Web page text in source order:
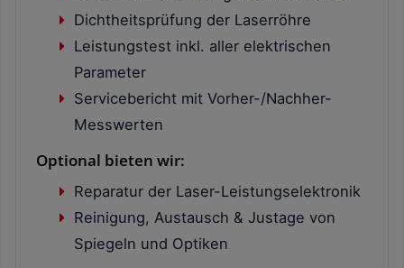
Dichtheitsprüfung der Laserröhre
Leistungstest inkl. aller elektrischen
Parameter
Servicebericht mit Vorher-/Nachher-
Messwerten
Optional bieten wir:
Reparatur der Laser-Leistungselektronik
Reinigung, Austausch & Justage von
Spiegeln und Optiken